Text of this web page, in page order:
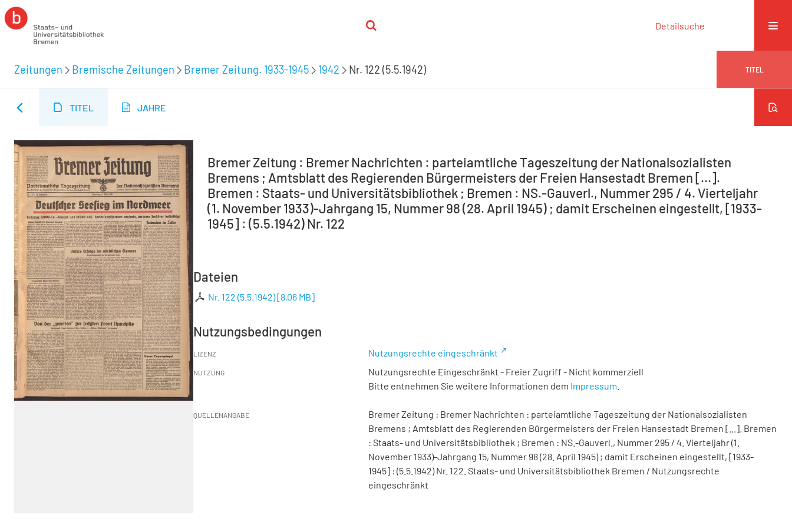
Detailsuche
Zeitungen Bremische Zeitungen Bremer Zeitung. 1933-1945 1942 Nr. 122 (5.5.1942) TITEL
TITEL JAHRE
Bremer Zeitung : Bremer Nachrichten : parteiamtliche Tageszeitung der Nationalsozialisten
Bremens ; Amtsblatt des Regierenden Bürgermeisters der Freien Hansestadt Bremen [...].
Bremen : Staats- und Universitätsbibliothek ; Bremen : NS.-Gauverl., Nummer 295 / 4. Vierteljahr
(1. November 1933)-Jahrgang 15, Nummer 98 (28. April 1945) ; damit Erscheinen eingestellt, [1933-
1945] : (5.5.1942) Nr. 122
Dateien
Nr. 122 (5.5.1942)[8,06 MB]
Nutzungsbedingungen
LIZENZ Nutzungsrechte eingeschränkt
NUTZUNG
Nutzungsrechte Eingeschränkt - Freier Zugriff - Nicht kommerziell
Bitte entnehmen Sie weitere Informationen dem Impressum
QUELLENANGABE
Bremer Zeitung : Bremer Nachrichten : parteiamtliche Tageszeitung der Nationalsozialisten
Bremens ; Amtsblatt des Regierenden Bürgermeisters der Freien Hansestadt Bremen [...]. Bremen
: Staats- und Universitätsbibliothek ; Bremen : NS.-Gauverl., Nummer 295 / 4. Vierteljahr (1.
November 1933)-Jahrgang 15, Nummer 98 (28. April 1945) ; damit Erscheinen eingestellt, [1933-
1945] : (5.5.1942) Nr. 122. Staats- und Universitätsbibliothek Bremen / Nutzungsrechte
eingeschränkt